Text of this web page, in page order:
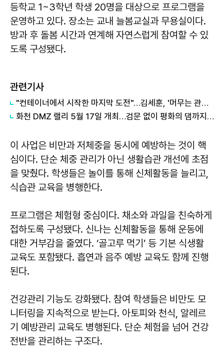
등학교 1~3학년 학생 20명을 대상으로 프로그램을
운영하고 있다. 장소는 교내 늘봄교실과 무용실이다.
방과 후 돌봄 시간과 연계해 자연스럽게 참여할 수 있
도록 구성됐다.
관련기사
"컨테이너에서 시작한 마지막 도전"…김세훈, '머무는 관광'으로 화천 경제 바꾼다
화천 DMZ 랠리 5월 17일 개최…검문 없이 평화의 댐까지 71㎞ 질주
이 사업은 비만과 저체중을 동시에 예방하는 것이 핵
심이다. 단순 체중 관리가 아닌 생활습관 개선에 초점
을 맞췄다. 학생들은 놀이를 통해 신체활동을 늘리고,
식습관 교육을 병행한다.
프로그램은 체험형 중심이다. 채소와 과일을 친숙하게
접하도록 구성됐다. 신나는 신체활동을 통해 운동에
대한 거부감을 줄였다. ‘골고루 먹기’ 등 기본 식생활
교육도 포함됐다. 흡연과 음주 예방 교육도 함께 진행
된다.
건강관리 기능도 강화됐다. 참여 학생들은 비만도 모
니터링을 지속적으로 받는다. 아토피와 천식, 알레르
기 예방관리 교육도 병행된다. 단순 체험을 넘어 건강
전반을 관리하는 구조다.